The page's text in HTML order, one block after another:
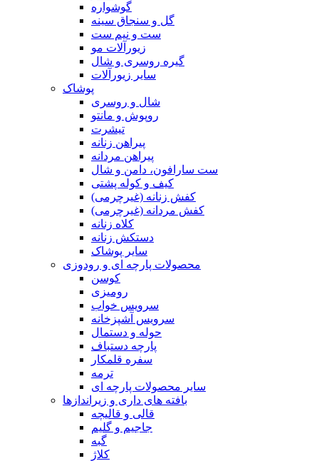
گوشواره
گل و سنجاق سینه
ست و نیم ست
زیورآلات مو
گیره روسری و شال
سایر زیورآلات
پوشاک
شال و روسری
روپوش و مانتو
تیشرت
پیراهن زنانه
پیراهن مردانه
ست سارافون، دامن و شال
کیف و کوله پشتی
کفش زنانه (غیرچرمی)
کفش مردانه (غیرچرمی)
کلاه زنانه
دستکش زنانه
سایر پوشاک
محصولات پارچه ای و رودوزی
کوسن
رومیزی
سرویس خواب
سرویس آشپزخانه
حوله و دستمال
پارچه دستباف
سفره قلمکار
ترمه
سایر محصولات پارچه ای
بافته های داری و زیراندازها
قالی و قالیچه
جاجیم و گلیم
گبه
کلاژ